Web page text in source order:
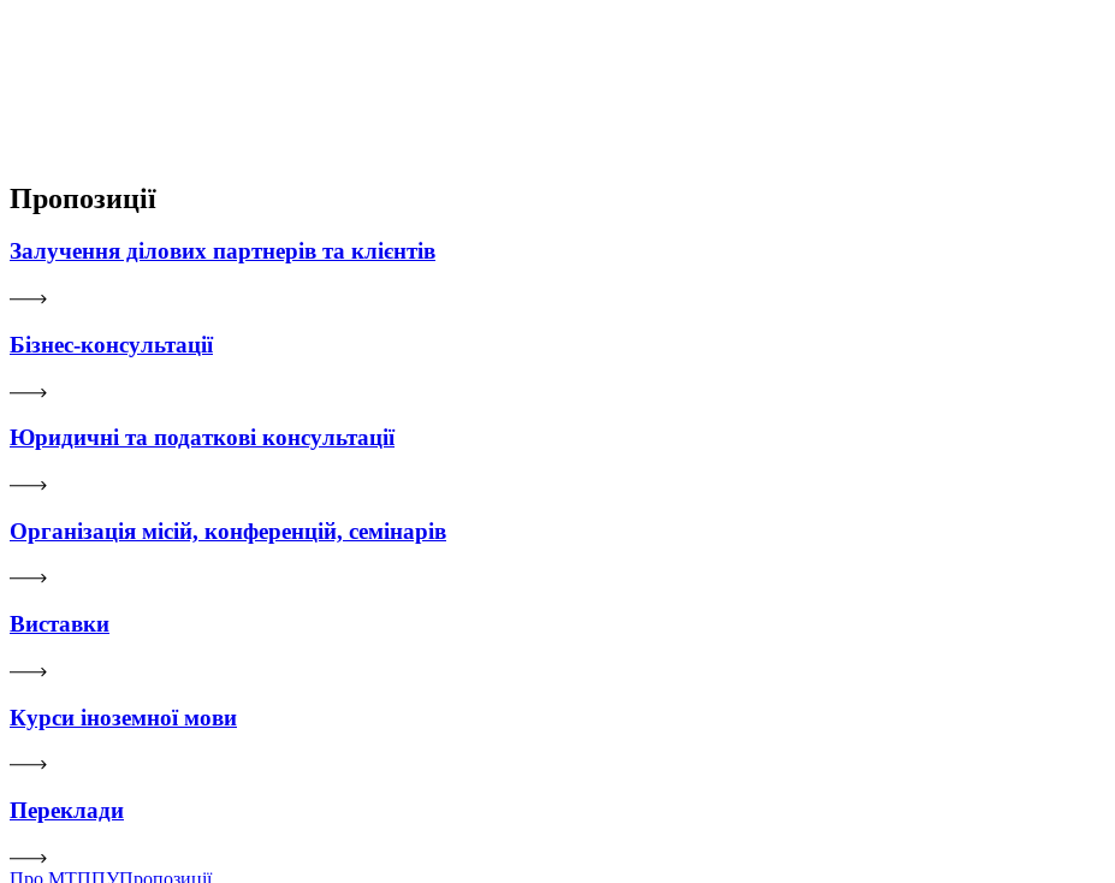
Пропозиції
Залучення ділових партнерів та клієнтів
Бізнес-консультації
Юридичні та податкові консультації
Організація місій, конференцій, семінарів
Виставки
Курси іноземної мови
Переклади
Про МТППУПропозиції